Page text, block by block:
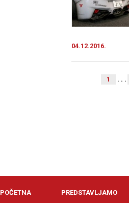
04.12.2016.
1 . . .
POČETNA
PREDSTAVLJAMO